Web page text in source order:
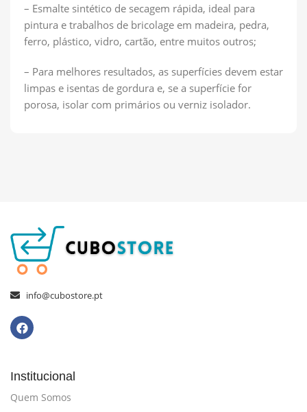
– Esmalte sintético de secagem rápida, ideal para
pintura e trabalhos de bricolage em madeira, pedra,
ferro, plástico, vidro, cartão, entre muitos outros;
– Para melhores resultados, as superfícies devem estar
limpas e isentas de gordura e, se a superfície for
porosa, isolar com primários ou verniz isolador.
info@cubostore.pt
Institucional
Quem Somos